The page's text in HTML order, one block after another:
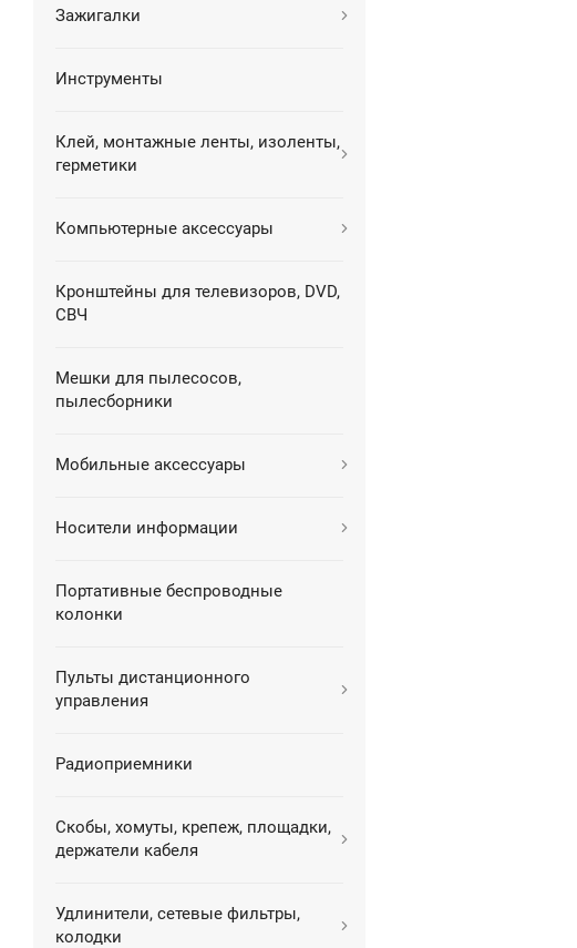
Зажигалки
Инструменты
Клей, монтажные ленты, изоленты,
герметики
Компьютерные аксессуары
Кронштейны для телевизоров, DVD,
СВЧ
Мешки для пылесосов,
пылесборники
Мобильные аксессуары
Носители информации
Портативные беспроводные
колонки
Пульты дистанционного
управления
Радиоприемники
Скобы, хомуты, крепеж, площадки,
держатели кабеля
Удлинители, сетевые фильтры,
колодки